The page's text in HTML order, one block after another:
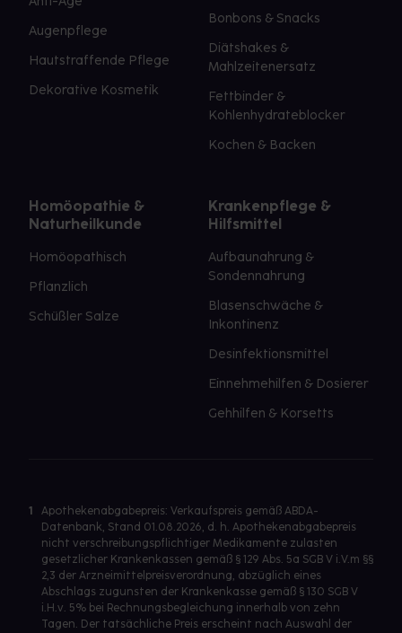
Augenpflege
Hautstraffende Pflege
Dekorative Kosmetik
Bonbons & Snacks
Diätshakes &
Mahlzeitenersatz
Fettbinder &
Kohlenhydrateblocker
Kochen & Backen
Homöopathie &
Naturheilkunde
Homöopathisch
Pflanzlich
Schüßler Salze
Krankenpflege &
Hilfsmittel
Aufbaunahrung &
Sondennahrung
Blasenschwäche &
Inkontinenz
Desinfektionsmittel
Einnehmehilfen & Dosierer
Gehhilfen & Korsetts
1
Apothekenabgabepreis: Verkaufspreis gemäß ABDA-
Datenbank, Stand 01.08.2026, d. h. Apothekenabgabepreis
nicht verschreibungspflichtiger Medikamente zulasten
gesetzlicher Krankenkassen gemäß § 129 Abs. 5a SGB V i.V.m §§
2,3 der Arzneimittelpreisverordnung, abzüglich eines
Abschlags zugunsten der Krankenkasse gemäß § 130 SGB V
i.H.v. 5% bei Rechnungsbegleichung innerhalb von zehn
Tagen. Der tatsächliche Preis erscheint nach Auswahl der